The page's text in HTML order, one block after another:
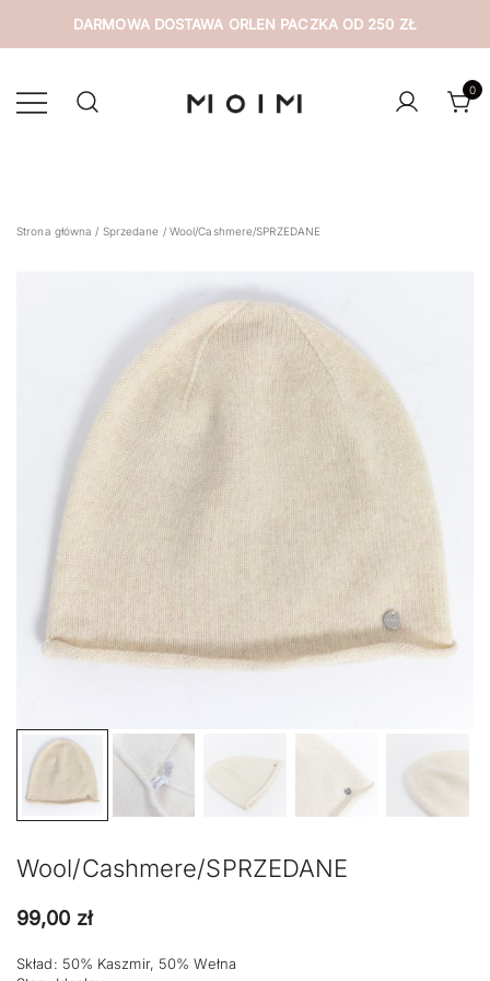
DARMOWA DOSTAWA ORLEN PACZKA OD 250 ZŁ
treści
0
Strona główna / Sprzedane / Wool/Cashmere/SPRZEDANE
Wool/Cashmere/SPRZEDANE
99,00 zł
Skład: 50% Kaszmir, 50% Wełna